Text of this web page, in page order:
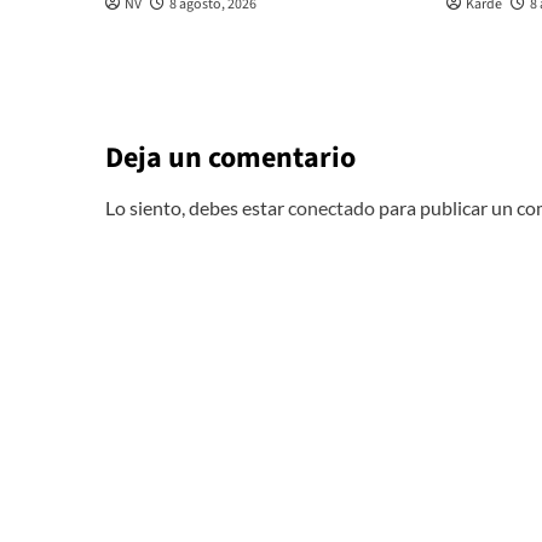
Deja un comentario
Lo siento, debes estarconectado para publicar un